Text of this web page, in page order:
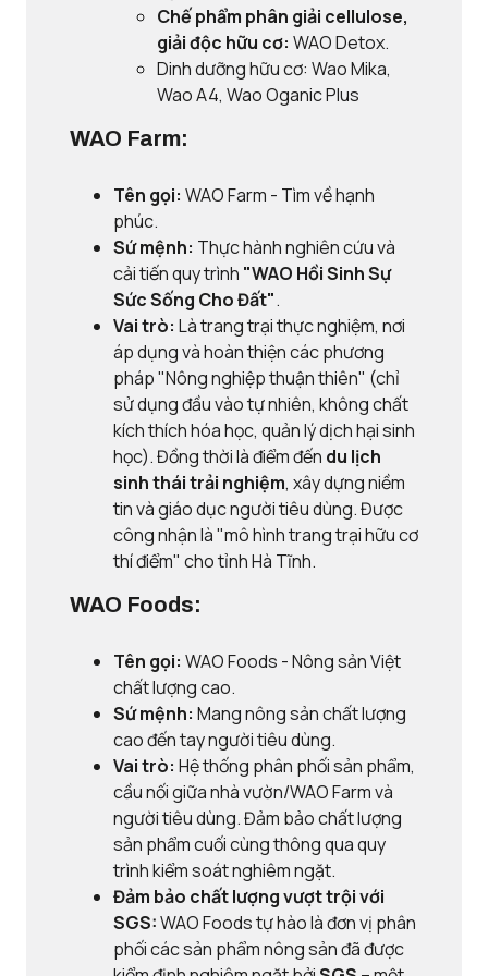
Chế phẩm phân giải cellulose,
giải độc hữu cơ: WAO Detox.
Dinh dưỡng hữu cơ: Wao Mika,
Wao A4, Wao Oganic Plus
WAO Farm:
Tên gọi: WAO Farm - Tìm về hạnh
phúc.
Sứ mệnh: Thực hành nghiên cứu và
cải tiến quy trình "WAO Hồi Sinh Sự
Sức Sống Cho Đất".
Vai trò: Là trang trại thực nghiệm, nơi
áp dụng và hoàn thiện các phương
pháp "Nông nghiệp thuận thiên" (chỉ
sử dụng đầu vào tự nhiên, không chất
kích thích hóa học, quản lý dịch hại sinh
học). Đồng thời là điểm đến du lịch
sinh thái trải nghiệm, xây dựng niềm
tin và giáo dục người tiêu dùng. Được
công nhận là "mô hình trang trại hữu cơ
thí điểm" cho tỉnh Hà Tĩnh.
WAO Foods:
Tên gọi: WAO Foods - Nông sản Việt
chất lượng cao.
Sứ mệnh: Mang nông sản chất lượng
cao đến tay người tiêu dùng.
Vai trò: Hệ thống phân phối sản phẩm,
cầu nối giữa nhà vườn/WAO Farm và
người tiêu dùng. Đảm bảo chất lượng
sản phẩm cuối cùng thông qua quy
trình kiểm soát nghiêm ngặt.
Đảm bảo chất lượng vượt trội với
SGS:WAO Foods tự hào là đơn vị phân
phối các sản phẩm nông sản đã được